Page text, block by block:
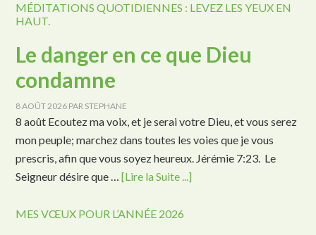
MÉDITATIONS QUOTIDIENNES : LEVEZ LES YEUX EN
HAUT.
Le danger en ce que Dieu
condamne
8 AOÛT 2026 PAR STEPHANE
8 août Ecoutez ma voix, et je serai votre Dieu, et vous serez
mon peuple; marchez dans toutes les voies que je vous
prescris, afin que vous soyez heureux. Jérémie 7:23. Le
Seigneur désire que …[Lire la Suite ...]
MES VŒUX POUR L’ANNÉE 2026